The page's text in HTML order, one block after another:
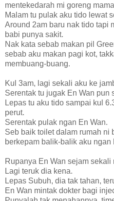
mentekedarah mi goreng
Malam tu pulak aku tido lewat
Around 2am baru nak tido tapi
babi punya sakit.
Nak kata sebab makan pil
sebab aku makan pagi kot,
membuang-buang.
Kul 3am, lagi sekali aku ke
Serentak tu jugak En Wan pun
Lepas tu aku tido sampai kul
perut.
Serentak pulak ngan En Wan.
Seb baik toilet dalam rumah ni
berkepam balik-balik aku ngan
Rupanya En Wan sejam sekali
Lagi teruk dia kena.
Lepas Subuh, dia tak tahan,
En Wan mintak dokter bagi